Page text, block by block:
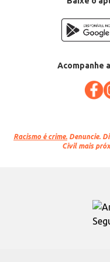
Acompanhe
Racismo é crime. Denuncie.
Civil mais